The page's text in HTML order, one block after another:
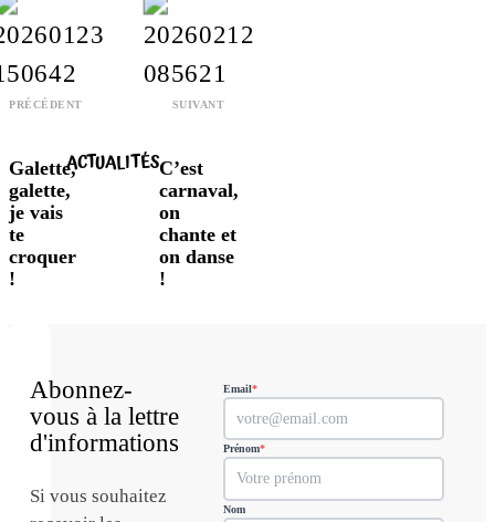
PRÉCÉDENT
Galette,
galette,
je vais
te
croquer
!
ACTUALITÉS
SUIVANT
C’est
carnaval,
on
chante et
on danse
!
Abonnez-
vous à la lettre
d'informations
Si vous souhaitez
Email*
Prénom*
Nom